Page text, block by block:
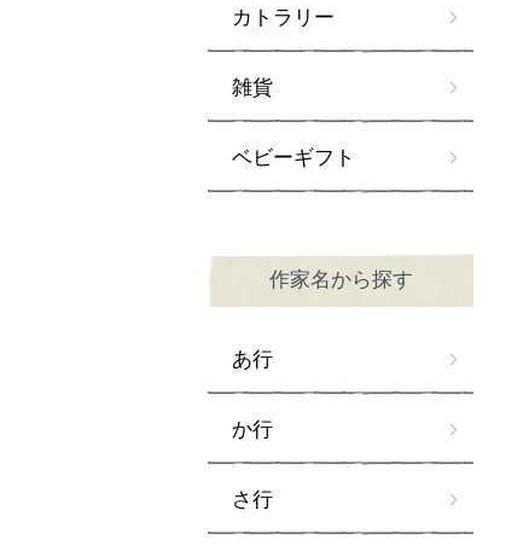
カトラリー
雑貨
ベビーギフト
作家名から探す
あ行
か行
さ行